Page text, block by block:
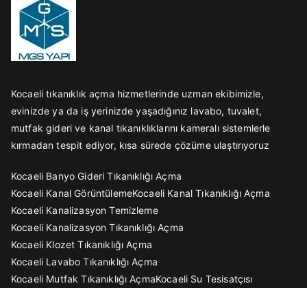
Kocaeli tıkanıklık açma hizmetlerinde uzman ekibimizle,
evinizde ya da iş yerinizde yaşadığınız lavabo, tuvalet,
mutfak gideri ve kanal tıkanıklıklarını kameralı sistemlerle
kırmadan tespit ediyor, kısa sürede çözüme ulaştırıyoruz
Kocaeli Banyo Gideri Tıkanıklığı Açma
Kocaeli Kanal GörüntülemeKocaeli Kanal Tıkanıklığı Açma
Kocaeli Kanalizasyon Temizleme
Kocaeli Kanalizasyon Tıkanıklığı Açma
Kocaeli Klozet Tıkanıklığı Açma
Kocaeli Lavabo Tıkanıklığı Açma
Kocaeli Mutfak Tıkanıklığı AçmaKocaeli Su Tesisatçısı